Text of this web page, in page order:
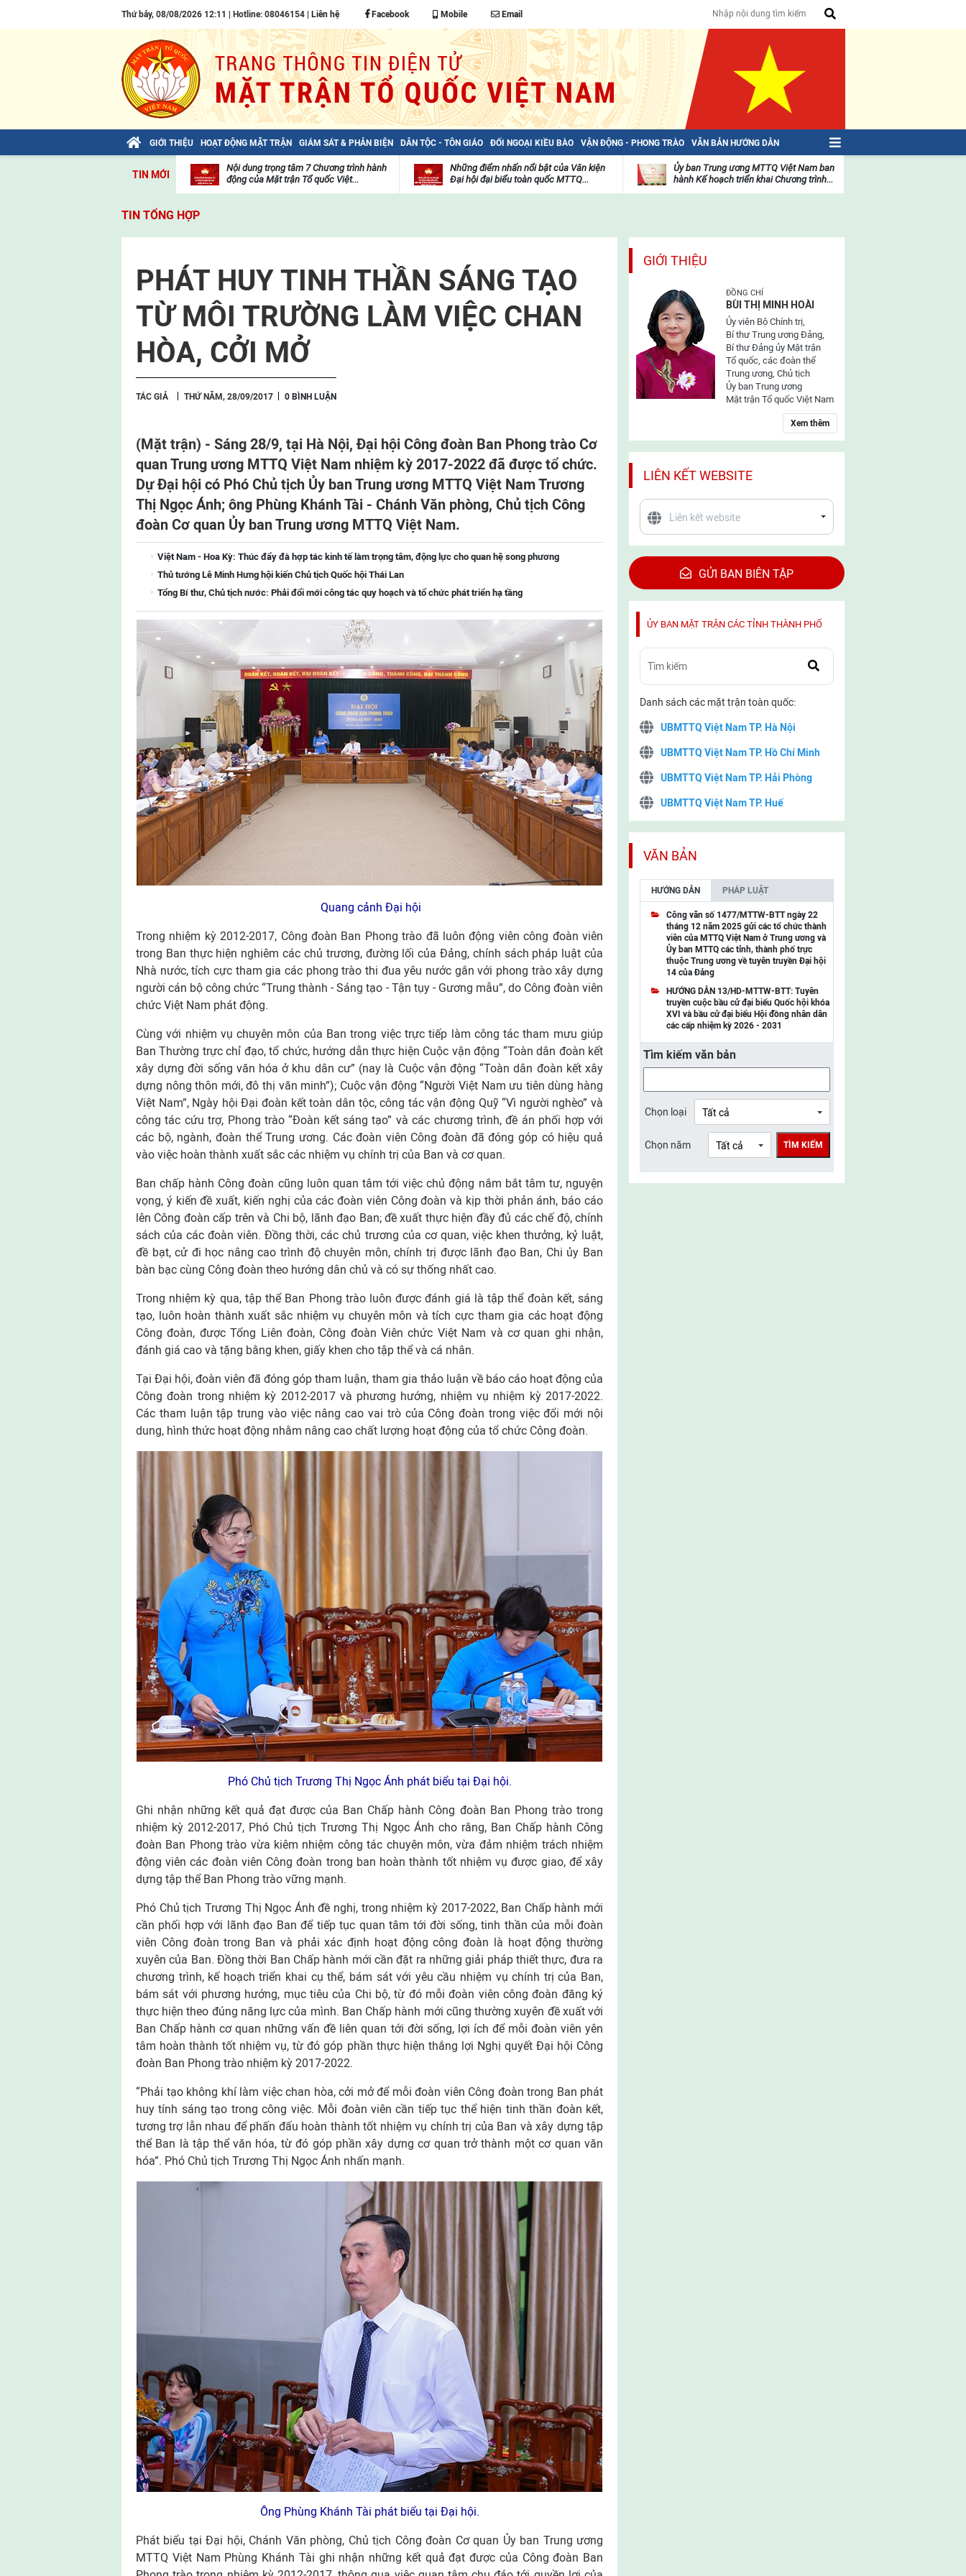
Thứ bảy, 08/08/2026 12:11 | Hotline: 08046154 | Liên hệ Facebook Mobile Email
GIỚI THIỆU HOẠT ĐỘNG MẶT TRẬN GIÁM SÁT & PHẢN BIỆN DÂN TỘC - TÔN GIÁO ĐỐI NGOẠI KIỀU BÀO VẬN ĐỘNG - PHONG TRÀO VĂN BẢN HƯỚNG DẪN
TIN MỚI
Bài viết của Tổng Bí thư Tô Lâm: TIẾN
viện
Nội dung trọng tâm 7 Chương trình hành
động của Mặt trận Tổ quốc Việt...
Những điểm nhấn nổi bật của Văn kiện
Đại hội đại biểu toàn quốc MTTQ...
mặt
trận
Ủy ban Trung ương MTTQ Việt Nam ban
hành Kế hoạch triển khai Chương trình...
TIN TỔNG HỢP
PHÁT HUY TINH THẦN SÁNG TẠO
TỪ MÔI TRƯỜNG LÀM VIỆC CHAN
HÒA, CỞI MỞ
TÁC GIẢ THỨ NĂM, 28/09/2017 0 BÌNH LUẬN
(Mặt trận) - Sáng 28/9, tại Hà Nội, Đại hội Công đoàn Ban Phong trào Cơ
quan Trung ương MTTQ Việt Nam nhiệm kỳ 2017-2022 đã được tổ chức.
Dự Đại hội có Phó Chủ tịch Ủy ban Trung ương MTTQ Việt Nam Trương
Thị Ngọc Ánh; ông Phùng Khánh Tài - Chánh Văn phòng, Chủ tịch Công
đoàn Cơ quan Ủy ban Trung ương MTTQ Việt Nam.
Việt Nam - Hoa Kỳ: Thúc đẩy đà hợp tác kinh tế làm trọng tâm, động lực cho quan hệ song phương
Thủ tướng Lê Minh Hưng hội kiến Chủ tịch Quốc hội Thái Lan
Tổng Bí thư, Chủ tịch nước: Phải đổi mới công tác quy hoạch và tổ chức phát triển hạ tầng
Quang cảnh Đại hội
Trong nhiệm kỳ 2012-2017, Công đoàn Ban Phong trào đã luôn động viên công đoàn viên
trong Ban thực hiện nghiêm các chủ trương, đường lối của Đảng, chính sách pháp luật của
Nhà nước, tích cực tham gia các phong trào thi đua yêu nước gắn với phong trào xây dựng
người cán bộ công chức “Trung thành - Sáng tạo - Tận tụy - Gương mẫu”, do Công đoàn viên
chức Việt Nam phát động.
Cùng với nhiệm vụ chuyên môn của Ban trong việc trực tiếp làm công tác tham mưu giúp
Ban Thường trực chỉ đạo, tổ chức, hướng dẫn thực hiện Cuộc vận động “Toàn dân đoàn kết
xây dựng đời sống văn hóa ở khu dân cư” (nay là Cuộc vận động “Toàn dân đoàn kết xây
dựng nông thôn mới, đô thị văn minh”); Cuộc vận động “Người Việt Nam ưu tiên dùng hàng
Việt Nam”, Ngày hội Đại đoàn kết toàn dân tộc, công tác vận động Quỹ “Vì người nghèo” và
công tác cứu trợ, Phong trào “Đoàn kết sáng tạo” và các chương trình, đề án phối hợp với
các bộ, ngành, đoàn thể Trung ương. Các đoàn viên Công đoàn đã đóng góp có hiệu quả
vào việc hoàn thành xuất sắc các nhiệm vụ chính trị của Ban và cơ quan.
Ban chấp hành Công đoàn cũng luôn quan tâm tới việc chủ động nắm bắt tâm tư, nguyện
vọng, ý kiến đề xuất, kiến nghị của các đoàn viên Công đoàn và kịp thời phản ánh, báo cáo
lên Công đoàn cấp trên và Chi bộ, lãnh đạo Ban; đề xuất thực hiện đầy đủ các chế độ, chính
sách của các đoàn viên. Đồng thời, các chủ trương của cơ quan, việc khen thưởng, kỷ luật,
đề bạt, cử đi học nâng cao trình độ chuyên môn, chính trị được lãnh đạo Ban, Chi ủy Ban
bàn bạc cùng Công đoàn theo hướng dân chủ và có sự thống nhất cao.
Trong nhiệm kỳ qua, tập thể Ban Phong trào luôn được đánh giá là tập thể đoàn kết, sáng
tạo, luôn hoàn thành xuất sắc nhiệm vụ chuyên môn và tích cực tham gia các hoạt động
Công đoàn, được Tổng Liên đoàn, Công đoàn Viên chức Việt Nam và cơ quan ghi nhận,
đánh giá cao và tặng bằng khen, giấy khen cho tập thể và cá nhân.
Tại Đại hội, đoàn viên đã đóng góp tham luận, tham gia thảo luận về báo cáo hoạt động của
Công đoàn trong nhiệm kỳ 2012-2017 và phương hướng, nhiệm vụ nhiệm kỳ 2017-2022.
Các tham luận tập trung vào việc nâng cao vai trò của Công đoàn trong việc đổi mới nội
dung, hình thức hoạt động nhằm nâng cao chất lượng hoạt động của tổ chức Công đoàn.
Phó Chủ tịch Trương Thị Ngọc Ánh phát biểu tại Đại hội.
Ghi nhận những kết quả đạt được của Ban Chấp hành Công đoàn Ban Phong trào trong
nhiệm kỳ 2012-2017, Phó Chủ tịch Trương Thị Ngọc Ánh cho rằng, Ban Chấp hành Công
đoàn Ban Phong trào vừa kiêm nhiệm công tác chuyên môn, vừa đảm nhiệm trách nhiệm
động viên các đoàn viên Công đoàn trong ban hoàn thành tốt nhiệm vụ được giao, để xây
dựng tập thể Ban Phong trào vững mạnh.
Phó Chủ tịch Trương Thị Ngọc Ánh đề nghị, trong nhiệm kỳ 2017-2022, Ban Chấp hành mới
cần phối hợp với lãnh đạo Ban để tiếp tục quan tâm tới đời sống, tinh thần của mỗi đoàn
viên Công đoàn trong Ban và phải xác định hoạt động công đoàn là hoạt động thường
xuyên của Ban. Đồng thời Ban Chấp hành mới cần đặt ra những giải pháp thiết thực, đưa ra
chương trình, kế hoạch triển khai cụ thể, bám sát với yêu cầu nhiệm vụ chính trị của Ban,
bám sát với phương hướng, mục tiêu của Chi bộ, từ đó mỗi đoàn viên công đoàn đăng ký
thực hiện theo đúng năng lực của mình. Ban Chấp hành mới cũng thường xuyên đề xuất với
Ban Chấp hành cơ quan những vấn đề liên quan tới đời sống, lợi ích để mỗi đoàn viên yên
tâm hoàn thành tốt nhiệm vụ, từ đó góp phần thực hiện thắng lợi Nghị quyết Đại hội Công
đoàn Ban Phong trào nhiệm kỳ 2017-2022.
“Phải tạo không khí làm việc chan hòa, cởi mở để mỗi đoàn viên Công đoàn trong Ban phát
huy tính sáng tạo trong công việc. Mỗi đoàn viên cần tiếp tục thể hiện tinh thần đoàn kết,
tương trợ lẫn nhau để phấn đấu hoàn thành tốt nhiệm vụ chính trị của Ban và xây dựng tập
thể Ban là tập thể văn hóa, từ đó góp phần xây dựng cơ quan trở thành một cơ quan văn
hóa”. Phó Chủ tịch Trương Thị Ngọc Ánh nhấn mạnh.
Ông Phùng Khánh Tài phát biểu tại Đại hội.
Phát biểu tại Đại hội, Chánh Văn phòng, Chủ tịch Công đoàn Cơ quan Ủy ban Trung ương
MTTQ Việt Nam Phùng Khánh Tài ghi nhận những kết quả đạt được của Công đoàn Ban
GIỚI THIỆU
ĐỒNG CHÍ
BÙI THỊ MINH HOÀI
Ủy viên Bộ Chính trị,
Bí thư Trung ương Đảng,
Bí thư Đảng ủy Mặt trận
Tổ quốc, các đoàn thể
Trung ương, Chủ tịch
Ủy ban Trung ương
Mặt trận Tổ quốc Việt Nam
Xem thêm
LIÊN KẾT WEBSITE
GỬI BAN BIÊN TẬP
ỦY BAN MẶT TRẬN CÁC TỈNH THÀNH PHỐ
Danh sách các mặt trận toàn quốc:
UBMTTQ Việt Nam TP. Hà Nội
UBMTTQ Việt Nam TP. Hồ Chí Minh
UBMTTQ Việt Nam TP. Hải Phòng
UBMTTQ Việt Nam TP. Huế
UBMTTQ Việt Nam TP. Cần Thơ
UBMTTQ Việt Nam tỉnh Quảng Ninh
UBMTTQ Việt Nam tỉnh Cao Bằng
UBMTTQ Việt Nam tỉnh Lạng Sơn
UBMTTQ Việt Nam tỉnh Lai Châu
UBMTTQ Việt Nam tỉnh Điện Biên
UBMTTQ Việt Nam tỉnh Sơn La
UBMTTQ Việt Nam tỉnh Thanh Hóa
UBMTTQ Việt Nam tỉnh Nghệ An
UBMTTQ Việt Nam tỉnh Lào Cai
UBMTTQ Việt Nam tỉnh Thái Nguyên
VĂN BẢN
HƯỚNG DẪN PHÁP LUẬT
Công văn số 1477/MTTW-BTT ngày 22
tháng 12 năm 2025 gửi các tổ chức thành
viên của MTTQ Việt Nam ở Trung ương và
Ủy ban MTTQ các tỉnh, thành phố trực
thuộc Trung ương về tuyên truyền Đại hội
14 của Đảng
HƯỚNG DẪN 13/HD-MTTW-BTT: Tuyên
truyền cuộc bầu cử đại biểu Quốc hội khóa
XVI và bầu cử đại biểu Hội đồng nhân dân
các cấp nhiệm kỳ 2026 - 2031
Tìm kiếm văn bản
Chọn loại
Chọn năm TÌM KIẾM